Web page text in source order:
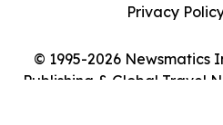
© 1995-2026 Newsmatics
Publishing & Global Travel
Privacy